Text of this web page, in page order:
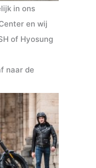
in ons
en wij
of Hyosung
naar de